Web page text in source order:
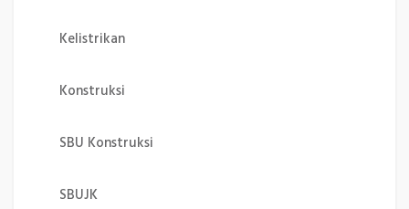
Kelistrikan
Konstruksi
SBU Konstruksi
SBUJK